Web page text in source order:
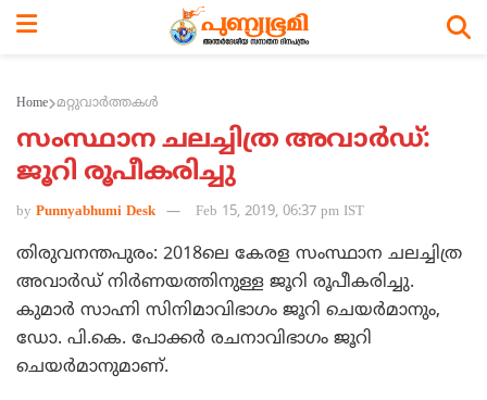
Home മറ്റുവാര്‍ത്തകള്‍
സംസ്ഥാന ചലച്ചിത്ര അവാര്‍ഡ്:
ജൂറി രൂപീകരിച്ചു
by Punnyabhumi Desk Feb 15, 2019, 06:37 pm IST
തിരുവനന്തപുരം: 2018ലെ കേരള സംസ്ഥാന ചലച്ചിത്ര
അവാര്‍ഡ് നിര്‍ണയത്തിനുള്ള ജൂറി രൂപീകരിച്ചു.
കുമാര്‍ സാഹ്നി സിനിമാവിഭാഗം ജൂറി ചെയര്‍മാനും,
ഡോ. പി.കെ. പോക്കര്‍ രചനാവിഭാഗം ജൂറി
ചെയര്‍മാനുമാണ്.